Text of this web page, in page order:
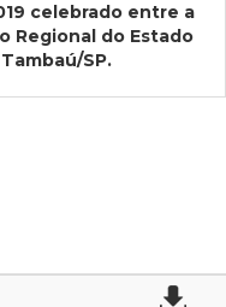
celebrado entre a
Regional do Estado
SP.